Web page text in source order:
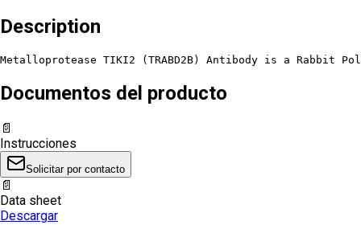
Description
Metalloprotease TIKI2 (TRABD2B) Antibody is a Rabbit
Documentos del producto
📄
Instrucciones
Solicitar por contacto
📄
Data sheet
Descargar